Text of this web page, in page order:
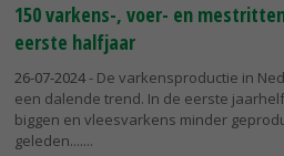
150 varkens-, voer- en
eerste halfjaar
26-07-2024- De varkensproductie in
een dalende trend. In de eerste
biggen en vleesvarkens minder
geleden....